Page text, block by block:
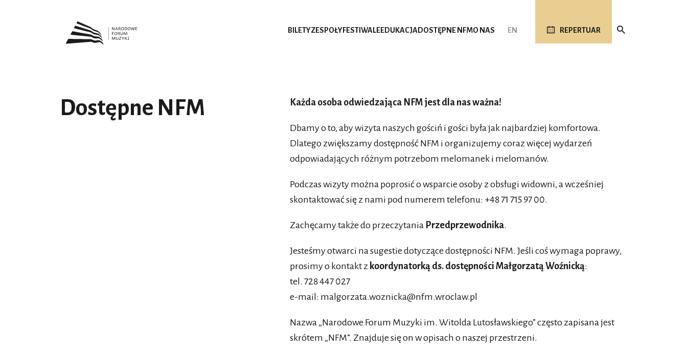
BILETYZESPOŁYFESTIWALEEDUKACJA DOSTĘPNE NFMO NAS EN REPERTUAR
Dostępne NFM Każda osoba odwiedzająca NFM jest dla nas ważna!
Dbamy o to, aby wizyta naszych gościń i gości była jak najbardziej komfortowa.
Dlatego zwiększamy dostępność NFM i organizujemy coraz więcej wydarzeń
odpowiadających różnym potrzebom melomanek i melomanów.
Podczas wizyty można poprosić o wsparcie osoby z obsługi widowni, a wcześniej
skontaktować się z nami pod numerem telefonu: +48 71 715 97 00.
Zachęcamy także do przeczytania Przedprzewodnika.
Jesteśmy otwarci na sugestie dotyczące dostępności NFM. Jeśli coś wymaga poprawy,
prosimy o kontakt z koordynatorką ds. dostępności Małgorzatą Woźnicką:
tel. 728 447 027
e-mail: malgorzata.woznicka@nfm.wroclaw.pl
Nazwa „Narodowe Forum Muzyki im. Witolda Lutosławskiego” często zapisana jest
skrótem „NFM”. Znajduje się on w opisach o naszej przestrzeni.